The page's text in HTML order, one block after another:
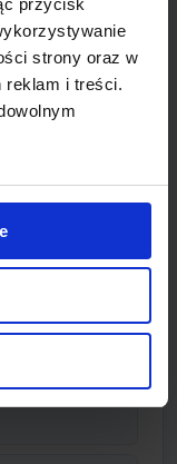
strony oraz w
reklam i treści.
do
do
do